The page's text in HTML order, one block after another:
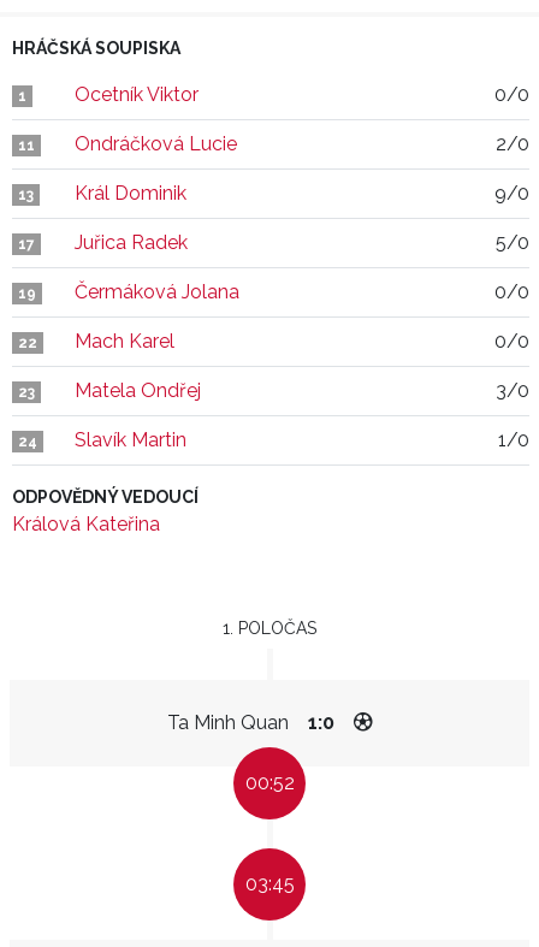
HRÁČSKÁ SOUPISKA
1 Ocetník Viktor 0/0
11 Ondráčková Lucie 2/0
13 Král Dominik 9/0
17 Juřica Radek 5/0
19 Čermáková Jolana 0/0
22 Mach Karel 0/0
23 Matela Ondřej 3/0
24 Slavík Martin 1/0
ODPOVĚDNÝ VEDOUCÍ
Králová Kateřina
1. POLOČAS
Ta Minh Quan 1:0
00:52
03:45